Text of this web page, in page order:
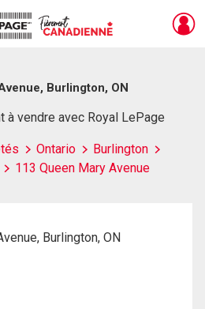
Burlington, ON
à vendre avec Royal LePage
Ontario
Burlington
113 Queen Mary Avenue